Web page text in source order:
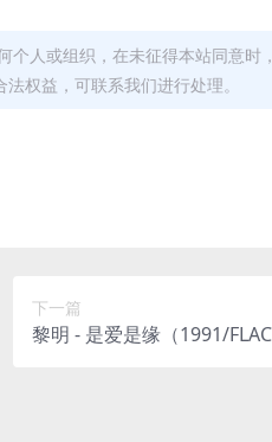
人或组织，在未征得本站同意时
权益，可联系我们进行处理。
下一篇
黎明 - 是爱是缘（1991/